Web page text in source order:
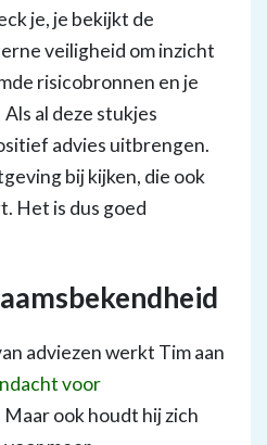
je, je bekijkt de
veiligheid om inzicht
risicobronnen en je
al deze stukjes
advies uitbrengen.
bij kijken, die ook
Het is dus goed
adviezen werkt Tim aan
voor
Maar ook houdt hij zich